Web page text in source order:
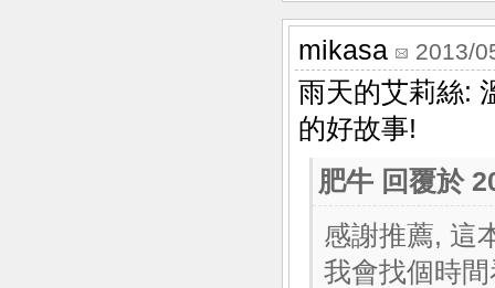
mikasa 2013/
雨天的艾莉絲:
的好故事!
肥牛 回覆於
感謝推薦, 這
我會找個時